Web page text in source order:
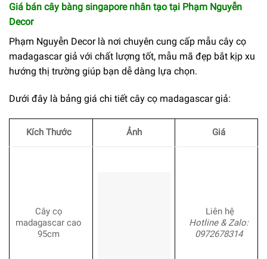
Giá bán cây bàng singapore nhân tạo tại Phạm Nguyễn
Decor
Phạm Nguyễn Decor là nơi chuyên cung cấp mẫu cây cọ
madagascar giả với chất lượng tốt, mẫu mã đẹp bắt kịp xu
hướng thị trường giúp bạn dễ dàng lựa chọn.
Dưới đây là bảng giá chi tiết cây cọ madagascar giả:
Kích Thước Ảnh Giá
Cây cọ
madagascar cao
95cm
Liên hệ
Hotline & Zalo:
0972678314